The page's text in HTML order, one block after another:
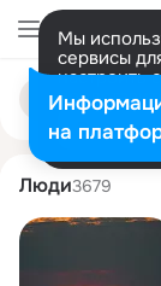
Мы
сервисы
настроить
Поиск
людям
aleksey
Люди3679
на